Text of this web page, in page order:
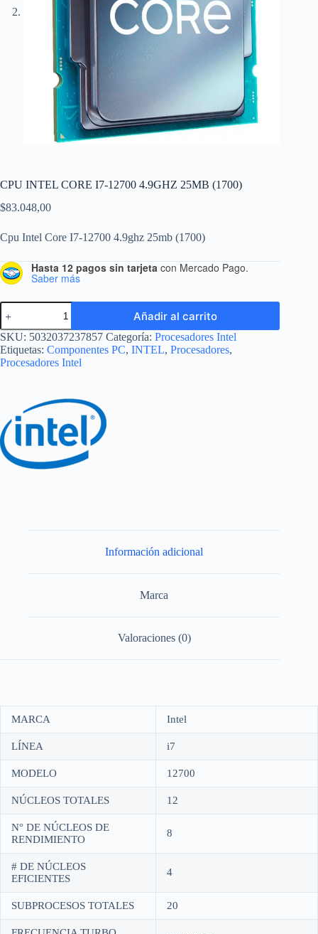
CPU INTEL CORE I7-12700 4.9GHZ 25MB (1700)
$83.048,00
Cpu Intel Core I7-12700 4.9ghz 25mb (1700)
Hasta 12 pagos sin tarjeta con Mercado Pago.
Saber más
Añadir al carrito
SKU: 5032037237857 Categoría: Procesadores Intel
Etiquetas: Componentes PC, INTEL, Procesadores,
Procesadores Intel
Información adicional
Marca
Valoraciones (0)
MARCA Intel
LÍNEA i7
MODELO 12700
NÚCLEOS TOTALES 12
N° DE NÚCLEOS DE
RENDIMIENTO
8
# DE NÚCLEOS
EFICIENTES
4
SUBPROCESOS TOTALES 20